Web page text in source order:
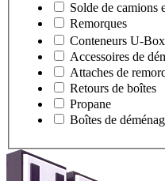
Solde de camions
Remorques
Conteneurs U-Box
Accessoires de
Attaches de
Retours de boîtes
Propane
Boîtes de